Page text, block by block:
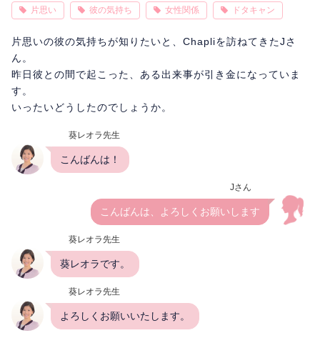
片思い 彼の気持ち 女性関係 ドタキャン
片思いの彼の気持ちが知りたいと、Chapliを訪ねてきたJさ
ん。
昨日彼との間で起こった、ある出来事が引き金になっていま
す。
いったいどうしたのでしょうか。
葵レオラ先生
こんばんは！
Jさん
こんばんは、よろしくお願いします
葵レオラ先生
葵レオラです。
葵レオラ先生
よろしくお願いいたします。